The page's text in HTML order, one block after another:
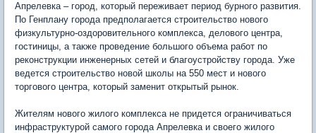
Апрелевка – город, который переживает период бурного развития.
По Генплану города предполагается строительство нового
физкультурно-оздоровительного комплекса, делового центра,
гостиницы, а также проведение большого объема работ по
реконструкции инженерных сетей и благоустройству города. Уже
ведется строительство новой школы на 550 мест и нового
торгового центра, который заменит открытый рынок.
Жителям нового жилого комплекса не придется ограничиваться
инфраструктурой самого города Апрелевка и своего жилого